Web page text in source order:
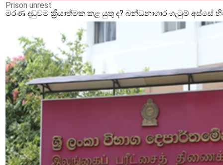
Prison unrest
මරණ දඩුවම ක්‍රියාත්මක කළ යුතු ද? බන්ධනාගාර ගැටුම්